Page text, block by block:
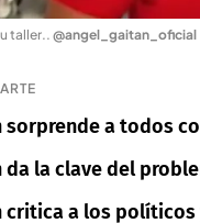
taller.. @angel_gaitan_oficial
sorprende a todos
da la clave del
critica a los